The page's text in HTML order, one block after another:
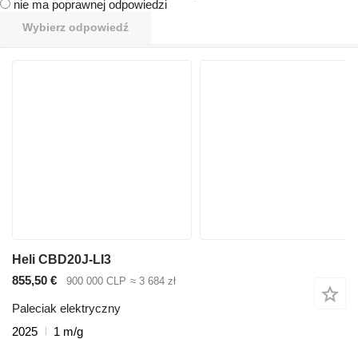
nie ma poprawnej odpowiedzi
Wybierz odpowiedź
Heli CBD20J-LI3
855,50 €
900 000 CLP ≈ 3 684 zł
Paleciak elektryczny
2025
1 m/g